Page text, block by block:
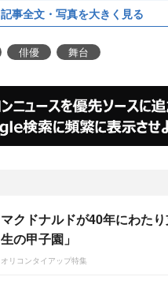
記事全文・写真を大きく見る
俳優 舞台
マクドナルドが40年にわた
生の甲子園」
オリコンタイアップ特集